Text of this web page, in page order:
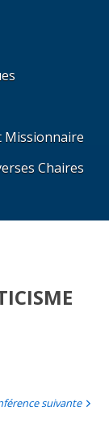
Missionnaire
Chaires
suivante